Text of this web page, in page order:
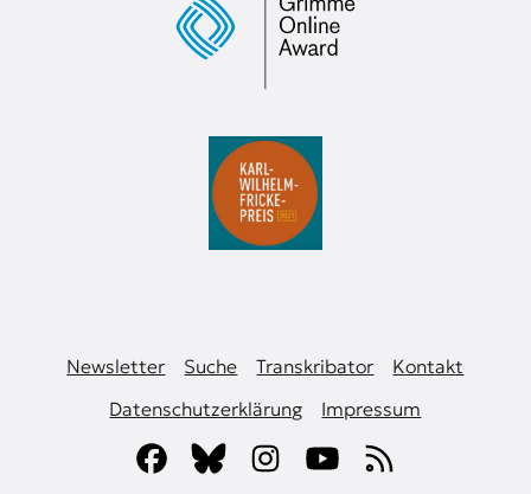
Newsletter Suche Transkribator
Kontakt
Datenschutzerklärung
Impressum